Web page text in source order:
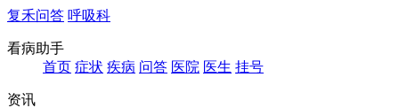
复禾问答 呼吸科
看病助手
首页 症状 疾病 问答 医院 医生 挂号
资讯